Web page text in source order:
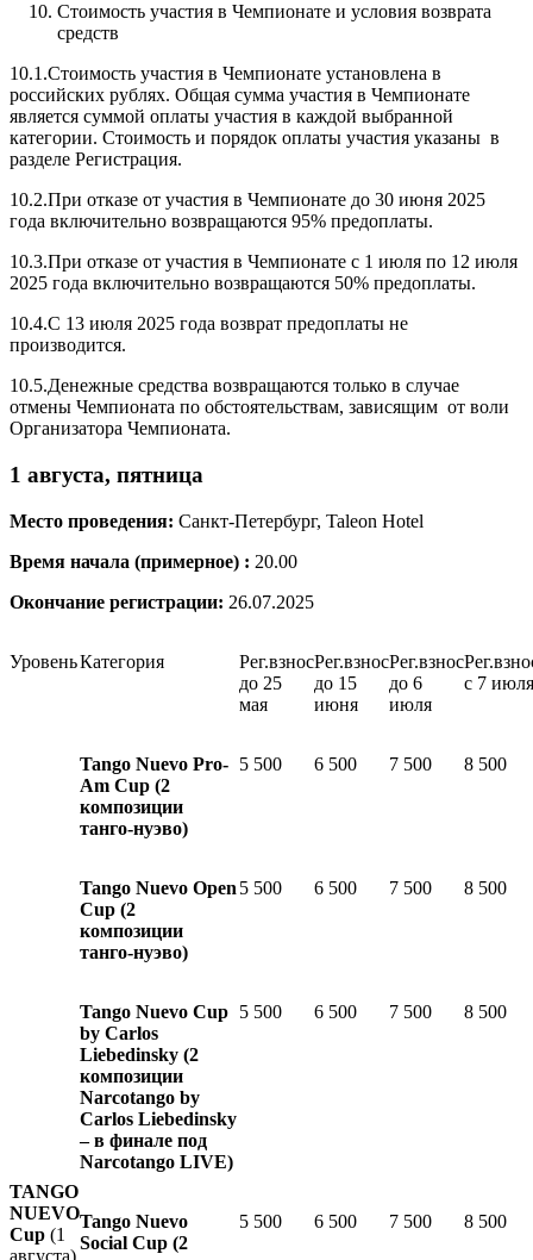
Стоимость участия в Чемпионате и условия возврата
средств
10.1.Стоимость участия в Чемпионате установлена в
российских рублях. Общая сумма участия в Чемпионате
является суммой оплаты участия в каждой выбранной
категории. Стоимость и порядок оплаты участия указаны в
разделе Регистрация.
10.2.При отказе от участия в Чемпионате до 30 июня 2025
года включительно возвращаются 95% предоплаты.
10.3.При отказе от участия в Чемпионате с 1 июля по 12 июля
2025 года включительно возвращаются 50% предоплаты.
10.4.С 13 июля 2025 года возврат предоплаты не
производится.
10.5.Денежные средства возвращаются только в случае
отмены Чемпионата по обстоятельствам, зависящим от воли
Организатора Чемпионата.
1 августа, пятница
Место проведения: Санкт-Петербург, Taleon Hotel
Время начала (примерное) : 20.00
Окончание регистрации: 26.07.2025
УровеньКатегория
Рег.взнос
до 25
мая
Рег.взнос
до 15
июня
Рег.взнос
до 6
июля
с 7 июля
TANGO
NUEVO
Cup (1
августа)
Tango Nuevo Pro-
Am Cup (2
композиции
танго-нуэво)
5 500 6 500 7 500 8 500
Tango Nuevo Open
Cup (2
композиции
танго-нуэво)
5 500 6 500 7 500 8 500
Tango Nuevo Cup
by Carlos
Liebedinsky (2
композиции
Narcotango by
Carlos Liebedinsky
– в финале под
Narcotango LIVE)
5 500 6 500 7 500 8 500
Tango Nuevo
Social Cup (2
5 500 6 500 7 500 8 500